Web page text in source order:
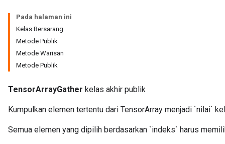
Pada halaman ini
Kelas Bersarang
Metode Publik
Metode Warisan
Metode Publik
TensorArrayGather kelas akhir publik
Kumpulkan elemen tertentu dari TensorArray menjadi `nilai`
Semua elemen yang dipilih berdasarkan `indeks` harus